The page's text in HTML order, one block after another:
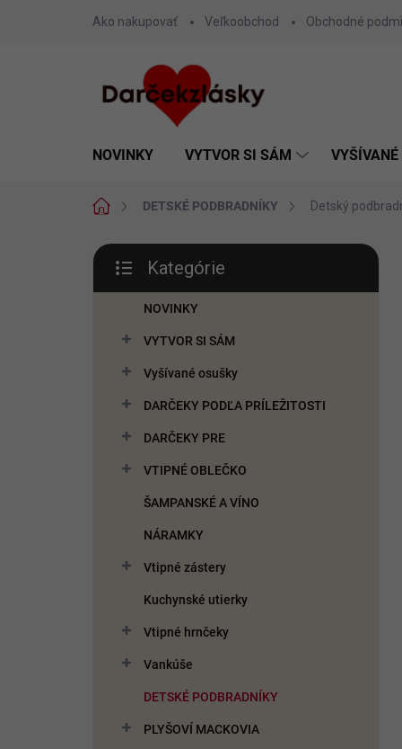
Ako nakupovať Veľkoobchod Obchodné
NOVINKY VYTVOR SI SÁM
DomovDETSKÉ PODBRADNÍKY Detský
B
č
kategórie
Kategórie
NOVINKY
VYTVOR SI SÁM
Vyšívané osušky
DARČEKY PODĽA PRÍLEŽITOSTI
DARČEKY PRE
VTIPNÉ OBLEČKO
ŠAMPANSKÉ A VÍNO
NÁRAMKY
Vtipné zástery
Kuchynské utierky
Vtipné hrnčeky
Vankúše
DETSKÉ PODBRADNÍKY
PLYŠOVÍ MACKOVIA